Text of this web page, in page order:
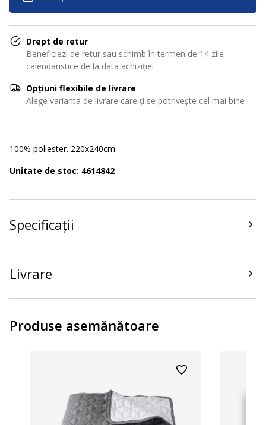
Drept de retur
Beneficiezi de retur sau schimb în termen de 14 zile
calendaristice de la data achiziției
Opțiuni flexibile de livrare
Alege varianta de livrare care ți se potrivește cel mai bine
100% poliester. 220x240cm
Unitate de stoc: 4614842
Specificații
Livrare
Produse asemănătoare